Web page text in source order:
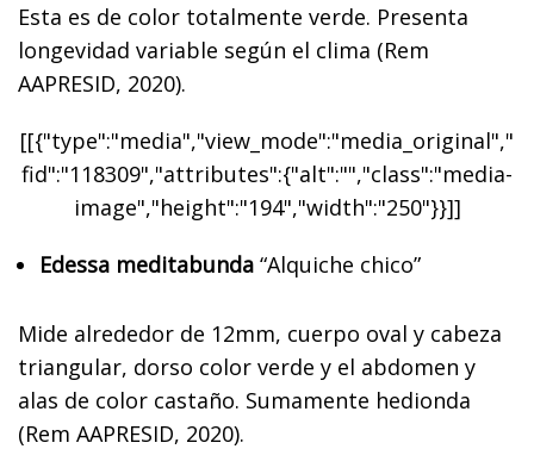
Esta es de color totalmente verde. Presenta
longevidad variable según el clima (Rem
AAPRESID, 2020).
[[{"type":"media","view_mode":"media_original","
fid":"118309","attributes":{"alt":"","class":"media-
image","height":"194","width":"250"}}]]
Edessa meditabunda “Alquiche chico”
Mide alrededor de 12mm, cuerpo oval y cabeza
triangular, dorso color verde y el abdomen y
alas de color castaño. Sumamente hedionda
(Rem AAPRESID, 2020).